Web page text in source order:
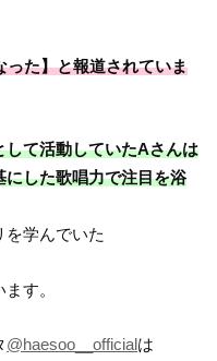
った】と報道されていま
て活動していたAさんは
した歌唱力で注目を浴
を学んでいた
す。
@haesoo__officialは